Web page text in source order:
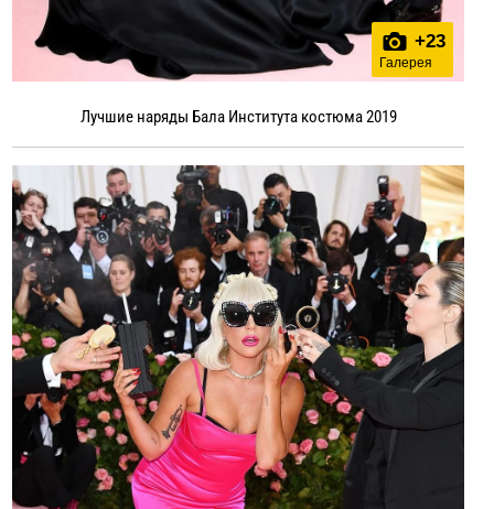
+23
Галерея
Лучшие наряды Бала Института костюма 2019